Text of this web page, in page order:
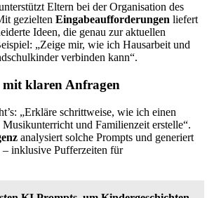
Eltern bei der Organisation des
gezielten Eingabeaufforderungen liefert
Ideen, die genau zur aktuellen
„Zeige mir, wie ich Hausarbeit und
verbinden kann“.
klaren Anfragen
„Erkläre schrittweise, wie ich einen
und Familienzeit erstelle“.
analysiert solche Prompts und generiert
– inklusive Pufferzeiten für